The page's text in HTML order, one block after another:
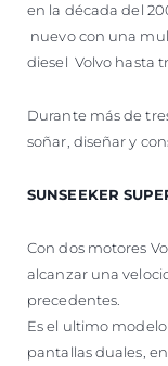
en la década del
nuevo con una
diesel Volvo hasta
Durante más de
soñar, diseñar y
SUNSEEKER
Con dos motores
alcanzar una
precedentes.
Es el ultimo
pantallas duales,